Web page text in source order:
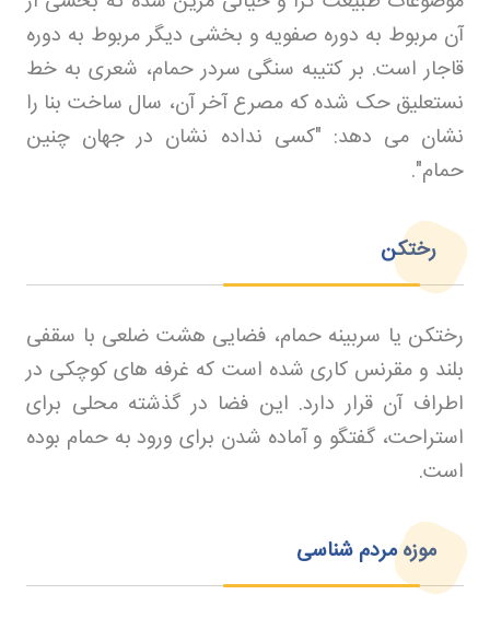
آن مربوط به دوره صفویه و بخشی دیگر مربوط به دوره
قاجار است. بر کتیبه سنگی سردر حمام، شعری به خط
نستعلیق حک شده که مصرع آخر آن، سال ساخت بنا را
نشان می دهد: "کسی نداده نشان در جهان چنین
حمام".
رختکن
رختکن یا سربینه حمام، فضایی هشت ضلعی با سقفی
بلند و مقرنس کاری شده است که غرفه های کوچکی در
اطراف آن قرار دارد. این فضا در گذشته محلی برای
استراحت، گفتگو و آماده شدن برای ورود به حمام بوده
است.
موزه مردم شناسی